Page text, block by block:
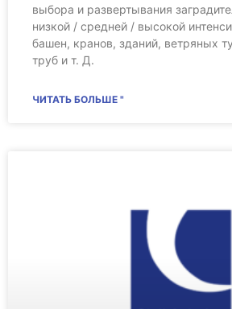
выбора и развертывания
низкой / средней / высокой
башен, кранов, зданий, ветряных
труб и т. Д.
ЧИТАТЬ БОЛЬШЕ "